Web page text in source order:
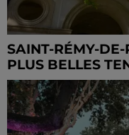
SAINT-RÉMY-DE-
PLUS BELLES